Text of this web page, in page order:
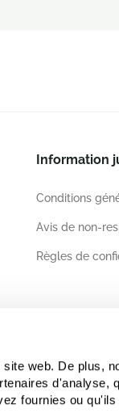
web. De plus,
d'analyse,
fournies ou
Information
Conditions
Avis de non-
Règles de